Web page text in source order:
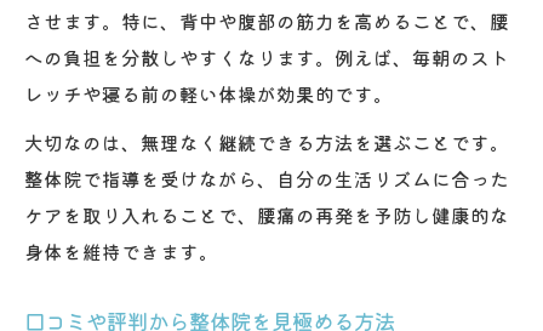
させます。特に、背中や腹部の筋力を高めることで、腰
への負担を分散しやすくなります。例えば、毎朝のスト
レッチや寝る前の軽い体操が効果的です。
大切なのは、無理なく継続できる方法を選ぶことです。
整体院で指導を受けながら、自分の生活リズムに合った
ケアを取り入れることで、腰痛の再発を予防し健康的な
身体を維持できます。
口コミや評判から整体院を見極める方法